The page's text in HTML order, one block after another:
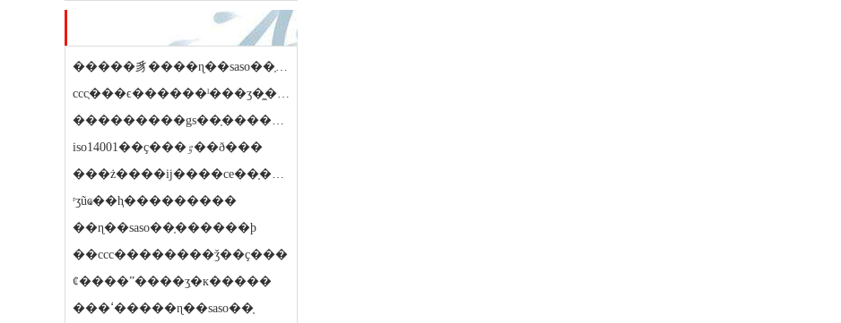
�����豸����ɳ��saso��֤��������ǯ
ccc֤���ϵ������ˡ���ʒ�̼�������ҵ�ֱ���ʲô��ϵ
���������gs��֤������ϼ۸�ʵ��
iso14001��ҫ���ٷ��ð���
���ż����ĳ����ce��֤�����
ʳʒũҩ��ⱨ���������
��ɳ��saso��֤������ϸ
��ccc��������ǯ��ҫ���
ȼ����ˮ����ʒִ�к�����
���ߵ�����ɳ��saso��֤